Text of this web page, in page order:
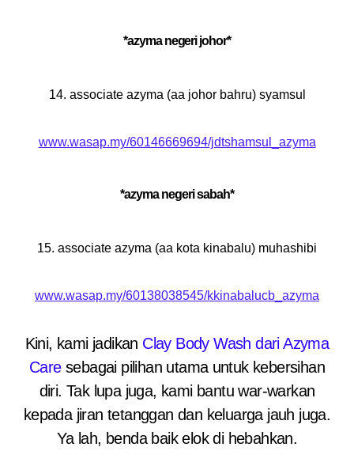
*azyma negeri johor*
14. associate azyma (aa johor bahru) syamsul
www.wasap.my/60146669694/jdtshamsul_azyma
*azyma negeri sabah*
15. associate azyma (aa kota kinabalu) muhashibi
www.wasap.my/60138038545/kkinabalucb_azyma
Kini, kami jadikan Clay Body Wash dari Azyma
Caresebagai pilihan utama untuk kebersihan
diri. Tak lupa juga, kami bantu war-warkan
kepada jiran tetanggan dan keluarga jauh juga.
Ya lah, benda baik elok di hebahkan.